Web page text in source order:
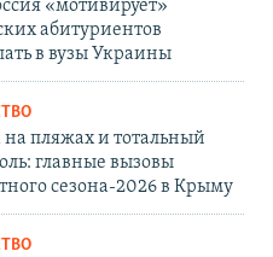
«мотивирует»
абитуриентов
в вузы Украины
пляжах и тотальный
главные вызовы
сезона-2026 в Крыму